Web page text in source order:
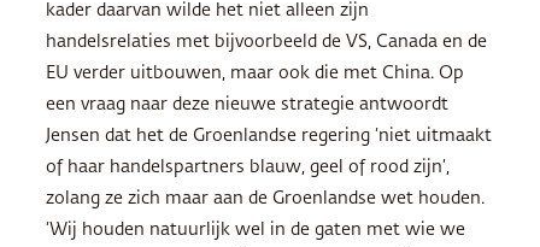
kader daarvan wilde het niet alleen zijn
handelsrelaties met bijvoorbeeld de VS, Canada en de
EU verder uitbouwen, maar ook die met China. Op
een vraag naar deze nieuwe strategie antwoordt
Jensen dat het de Groenlandse regering ‘niet uitmaakt
of haar handelspartners blauw, geel of rood zijn’,
zolang ze zich maar aan de Groenlandse wet houden.
‘Wij houden natuurlijk wel in de gaten met wie we